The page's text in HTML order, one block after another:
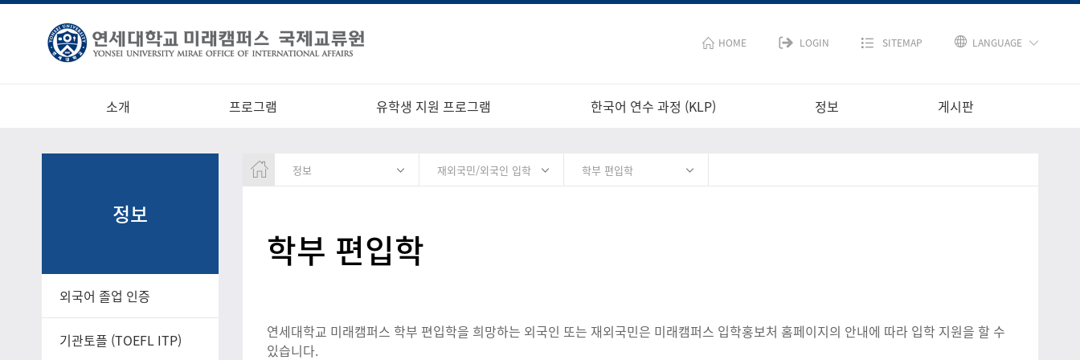
HOME LOGIN SITEMAP LANGUAGE
소개 프로그램 유학생 지원 프로그램 한국어 연수 과정 (KLP) 정보 게시판
정보
외국어 졸업 인증
기관토플 (TOEFL ITP)
정보 재외국민/외국인 입학 학부 편입학
학부 편입학
연세대학교 미래캠퍼스 학부 편입학을 희망하는 외국인 또는 재외국민은 미래캠퍼스 입학홍보처 홈페이지의 안내에 따라 입학 지원을 할 수
있습니다.